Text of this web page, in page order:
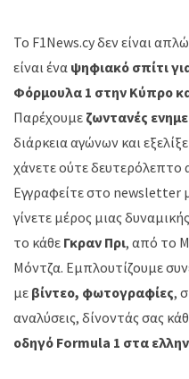
Το F1News.cy δεν είναι
είναι ένα ψηφιακό σπίτι
Φόρμουλα 1 στην Κύπρο
Παρέχουμε ζωντανές
διάρκεια αγώνων και
χάνετε ούτε δευτερόλεπτο
Εγγραφείτε στο newsletter
γίνετε μέρος μιας
το κάθε Γκραν Πρι, από το
Μόντζα. Εμπλουτίζουμε
με βίντεο, φωτογραφίες,
αναλύσεις, δίνοντάς σας
οδηγό Formula 1 στα